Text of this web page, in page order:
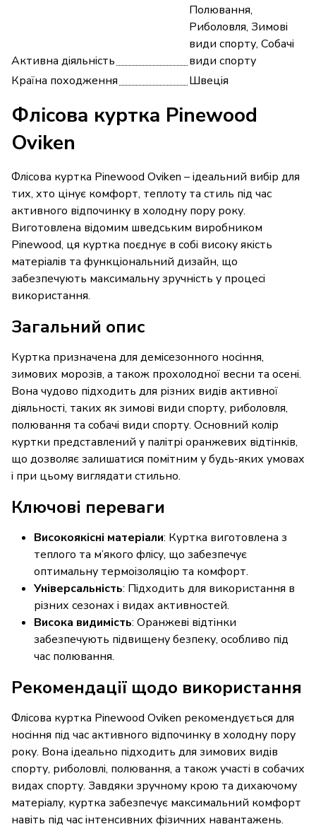
Активна діяльність
Полювання,
Риболовля, Зимові
види спорту, Собачі
види спорту
Країна походження
Швеція
Флісова куртка Pinewood
Oviken
Флісова куртка Pinewood Oviken – ідеальний вибір для
тих, хто цінує комфорт, теплоту та стиль під час
активного відпочинку в холодну пору року.
Виготовлена відомим шведським виробником
Pinewood, ця куртка поєднує в собі високу якість
матеріалів та функціональний дизайн, що
забезпечують максимальну зручність у процесі
використання.
Загальний опис
Куртка призначена для демісезонного носіння,
зимових морозів, а також прохолодної весни та осені.
Вона чудово підходить для різних видів активної
діяльності, таких як зимові види спорту, риболовля,
полювання та собачі види спорту. Основний колір
куртки представлений у палітрі оранжевих відтінків,
що дозволяє залишатися помітним у будь-яких умовах
і при цьому виглядати стильно.
Ключові переваги
Високоякісні матеріали: Куртка виготовлена з
теплого та м’якого флісу, що забезпечує
оптимальну термоізоляцію та комфорт.
Універсальність: Підходить для використання в
різних сезонах і видах активностей.
Висока видимість: Оранжеві відтінки
забезпечують підвищену безпеку, особливо під
час полювання.
Рекомендації щодо використання
Флісова куртка Pinewood Oviken рекомендується для
носіння під час активного відпочинку в холодну пору
року. Вона ідеально підходить для зимових видів
спорту, риболовлі, полювання, а також участі в собачих
видах спорту. Завдяки зручному крою та дихаючому
матеріалу, куртка забезпечує максимальний комфорт
навіть під час інтенсивних фізичних навантажень.